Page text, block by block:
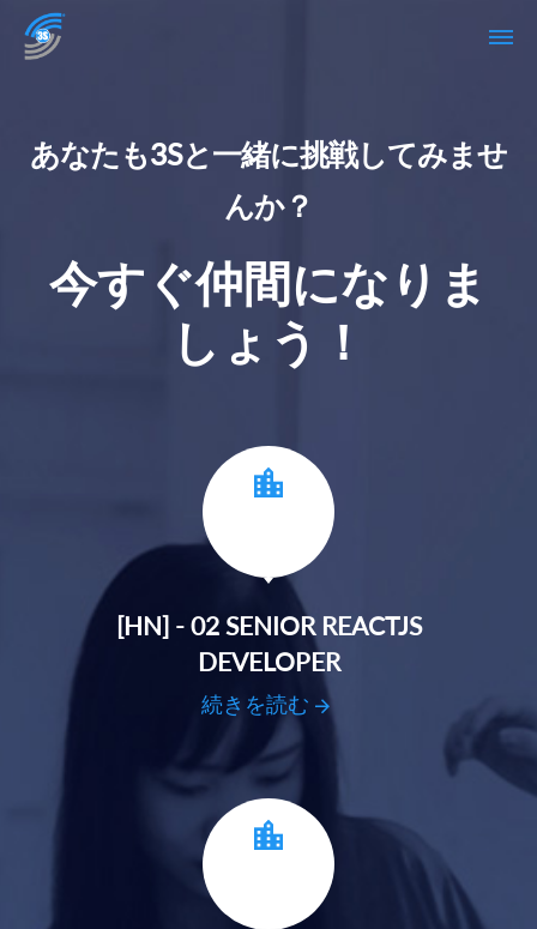
あなたも3Sと一緒に挑戦してみませ
んか？
今すぐ仲間になりま
しょう！
[HN] - 02 SENIOR REACTJS
DEVELOPER
続きを読む